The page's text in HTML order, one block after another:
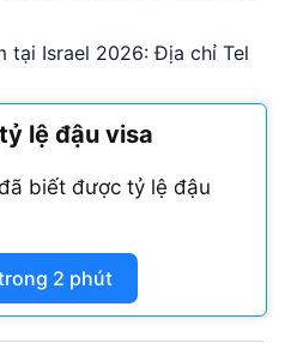
tại Israel 2026: Địa chỉ Tel
lệ đậu visa
biết được tỷ lệ đậu
2 phút